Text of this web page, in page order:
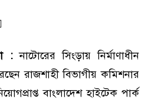
:নাটোরের সিংড়ায় নির্মাণাধীন
রাজশাহী বিভাগীয় কমিশনার
বাংলাদেশ হাইটেক পার্ক